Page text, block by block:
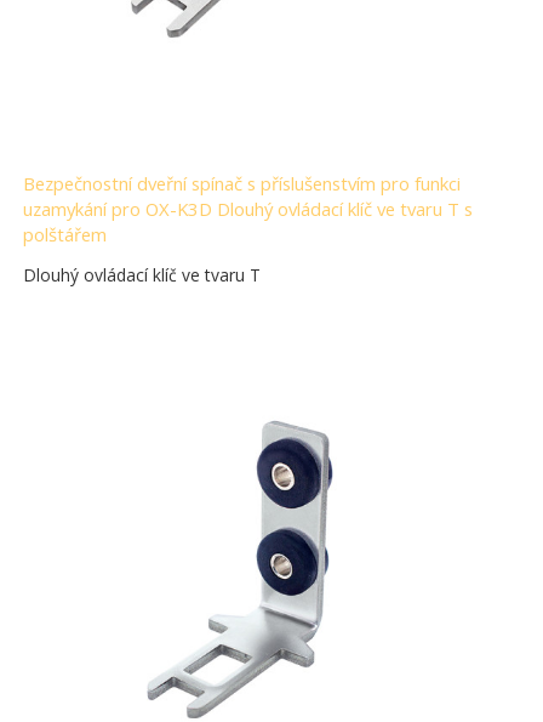
Bezpečnostní dveřní spínač s příslušenstvím pro funkci
uzamykání pro OX-K3D Dlouhý ovládací klíč ve tvaru T s
polštářem
Dlouhý ovládací klíč ve tvaru T